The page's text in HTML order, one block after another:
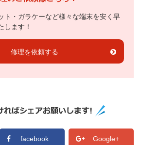
ト・ガラケーなど様々な端末を安く早
します！
修理を依頼する
facebook Google+